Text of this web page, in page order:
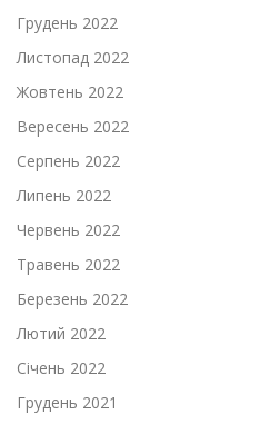
Грудень 2022
Листопад 2022
Жовтень 2022
Вересень 2022
Серпень 2022
Липень 2022
Червень 2022
Травень 2022
Березень 2022
Лютий 2022
Січень 2022
Грудень 2021